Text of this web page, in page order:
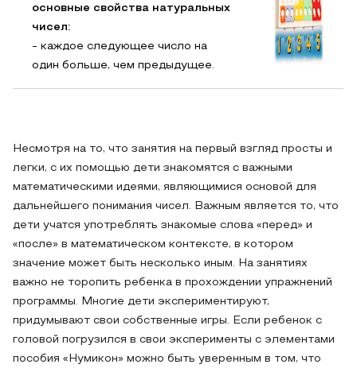
основные свойства натуральных
чисел:
- каждое следующее число на
один больше, чем предыдущее.
Несмотря на то, что занятия на первый взгляд просты и
легки, с их помощью дети знакомятся с важными
математическими идеями, являющимися основой для
дальнейшего понимания чисел. Важным является то, что
дети учатся употреблять знакомые слова «перед» и
«после» в математическом контексте, в котором
значение может быть несколько иным. На занятиях
важно не торопить ребенка в прохождении упражнений
программы. Многие дети экспериментируют,
придумывают свои собственные игры. Если ребенок с
головой погрузился в свои эксперименты с элементами
пособия «Нумикон» можно быть уверенным в том, что